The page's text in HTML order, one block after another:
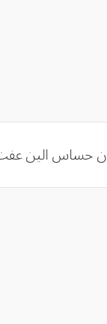
حساس ‏الين عفت